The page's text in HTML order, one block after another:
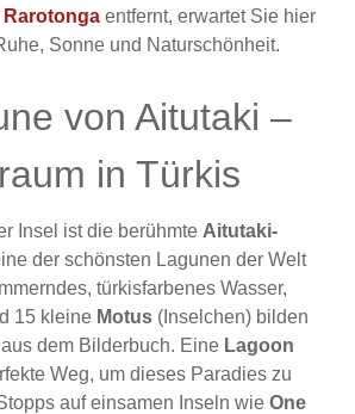
Rarotonga entfernt, erwartet Sie hier
Sonne und Naturschönheit.
von Aitutaki –
in Türkis
Insel ist die berühmte Aitutaki-
der schönsten Lagunen der Welt
türkisfarbenes Wasser,
15 kleine Motus (Inselchen) bilden
dem Bilderbuch. Eine Lagoon
Weg, um dieses Paradies zu
auf einsamen Inseln wie One